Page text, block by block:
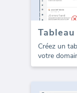
Créez un
votre